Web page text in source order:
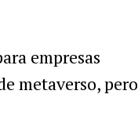
empresas
metaverso, pero